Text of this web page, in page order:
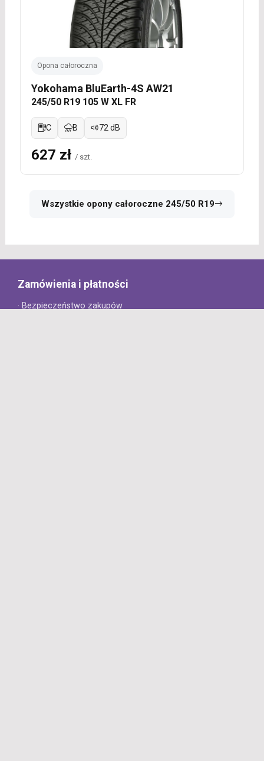
Opona całoroczna
Yokohama BluEarth-4S AW21
245/50 R19 105 W XL FR
C B 72 dB
627 zł / szt.
Wszystkie opony całoroczne 245/50 R19
Zamówienia i płatności
· Bezpieczeństwo zakupów